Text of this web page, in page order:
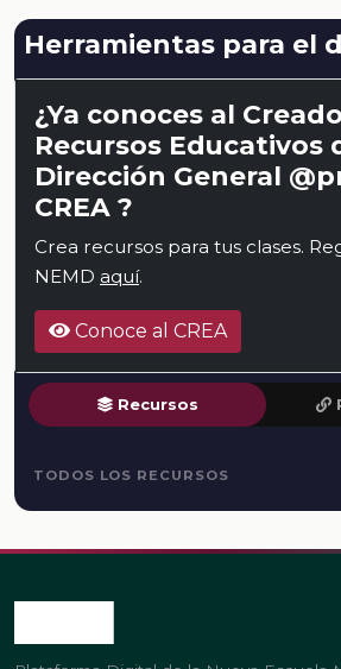
Herramientas para el
¿Ya conoces al
Recursos Educativos
Dirección General
CREA ?
Crea recursos para tus clases.
NEMD aquí.
Conoce al CREA
Recursos
TODOS LOS RECURSOS